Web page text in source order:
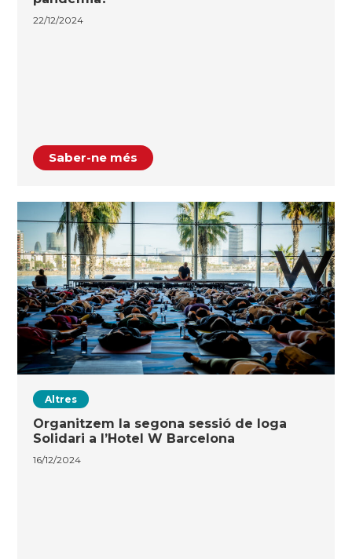
22/12/2024
Saber-ne més
Altres
Organitzem la segona sessió de Ioga
Solidari a l’Hotel W Barcelona
16/12/2024